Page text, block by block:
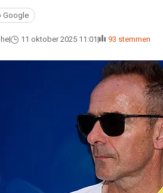
Google
11 oktober 2025 11:01 93 stemmen